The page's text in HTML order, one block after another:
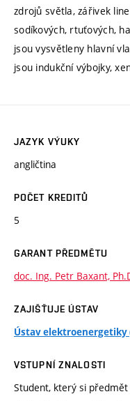
zdrojů světla, zářivek
sodíkových, rtuťových,
jsou vysvětleny hlavní
jsou indukční výbojky,
JAZYK VÝUKY
angličtina
POČET KREDITŮ
5
GARANT PŘEDMĚTU
doc. Ing. Petr Baxant,
ZAJIŠŤUJE ÚSTAV
Ústav elektroenergetiky
VSTUPNÍ ZNALOSTI
Student, který si